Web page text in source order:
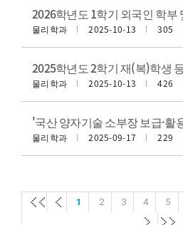
물리학과 2025-10-13 305
물리학과 2025-10-13 426
물리학과 2025-09-17 229
첫
첫
1 2 3 4 5
첫
첫